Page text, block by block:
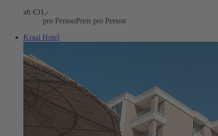
ab €31,-
pro PersonPreis pro Person
Kraal Hotel